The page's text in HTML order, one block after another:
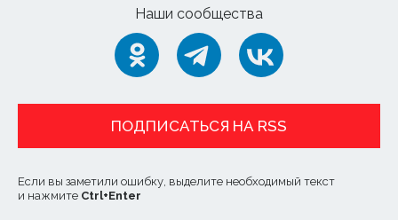
Наши сообщества
ПОДПИСАТЬСЯ НА RSS
Если вы заметили ошибку, выделите необходимый текст
и нажмите Ctrl+Enter